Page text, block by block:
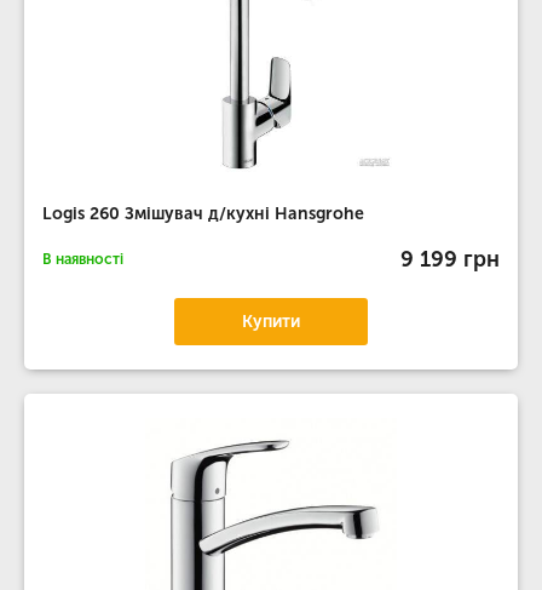
Logis 260 Змішувач д/кухні Hansgrohe
В наявності 9 199 грн
Купити